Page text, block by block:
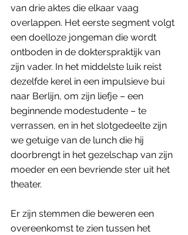
van drie aktes die elkaar vaag
overlappen. Het eerste segment volgt
een doelloze jongeman die wordt
ontboden in de dokterspraktijk van
zijn vader. In het middelste luik reist
dezelfde kerel in een impulsieve bui
naar Berlijn, om zijn liefje – een
beginnende modestudente – te
verrassen, en in het slotgedeelte zijn
we getuige van de lunch die hij
doorbrengt in het gezelschap van zijn
moeder en een bevriende ster uit het
theater.
Er zijn stemmen die beweren een
overeenkomst te zien tussen het